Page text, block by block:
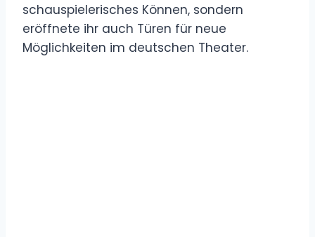
schauspielerisches Können, sondern
eröffnete ihr auch Türen für neue
Möglichkeiten im deutschen Theater.